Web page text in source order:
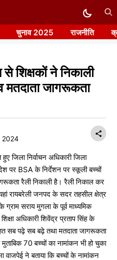
चुनाव 2025 राजनीति
से शिक्षकों ने निकाली
जागरूकता
2024
जिला निर्वाचन अधिकारी जिला
पर BSA के निर्देशन पर स्कूली बच्चों
रैली निकाली है। रैली निकाल कर
रायबरेली जनपद के सदर तहसील क्षेत्र
ग्राम सराय मुगला के पूर्व माध्यमिक
शिक्षा अधिकारी शिवेंद्र प्रताप सिंह के
सब पढ़े सब बढ़े तथा मतदाता जागरूकता
70 बच्चों का नामांकन भी हो चुका
वाजपेई ने बताया कि बच्चों के नामांकन